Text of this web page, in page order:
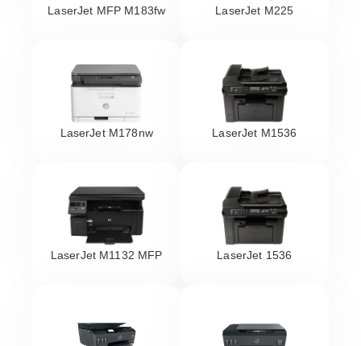
LaserJet MFP M183fw LaserJet M225
LaserJet M178nw LaserJet M1536
LaserJet M1132 MFP LaserJet 1536